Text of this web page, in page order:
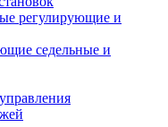
регулирующие и
седельные и